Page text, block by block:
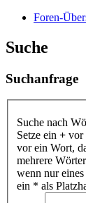
Foren-
Suche
Suchanfrage
Suche nach
Setze ein + vor
vor ein Wort,
mehrere
wenn nur
ein * als